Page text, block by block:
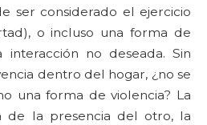
ser considerado el ejercicio
o incluso una forma de
no deseada. Sin
dentro del hogar, ¿no se
una forma de violencia? La
de la presencia del otro, la